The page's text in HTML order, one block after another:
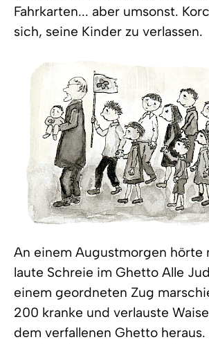
Fahrkarten... aber umsonst.
sich, seine Kinder zu verlassen.
An einem Augustmorgen hörte
laute Schreie im Ghetto Alle
einem geordneten Zug
200 kranke und verlauste
dem verfallenen Ghetto